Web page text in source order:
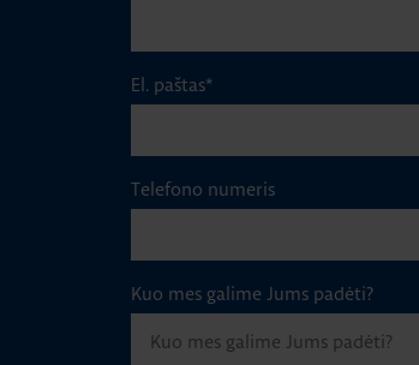
El. paštas*
Telefono numeris
Kuo mes galime Jums padėti?